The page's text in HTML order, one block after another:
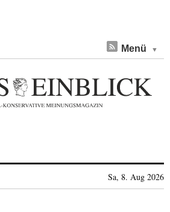
Menü
Sa, 8. Aug 2026